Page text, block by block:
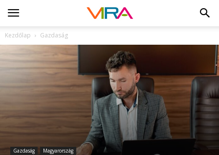
Kezdőlap Gazdaság
Gazdaság Magyarország